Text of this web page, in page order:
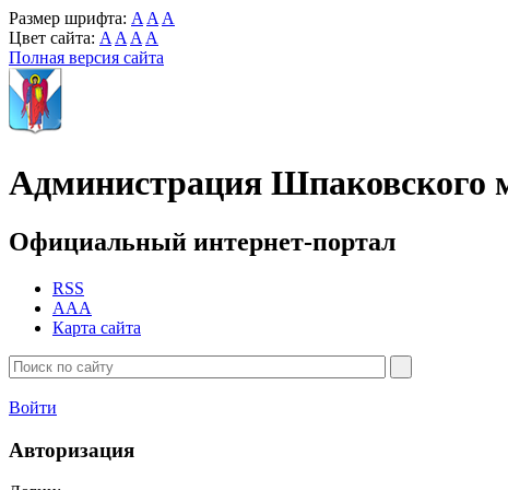
Размер шрифта: A A A
Цвет сайта: A A A A
Полная версия сайта
Администрация Шпаковского
Официальный интернет-портал
RSS
AAA
Карта сайта
Войти
Авторизация